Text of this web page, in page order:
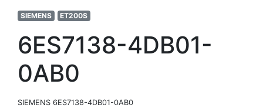
SIEMENS ET200S
6ES7138-4DB01-
0AB0
SIEMENS 6ES7138-4DB01-0AB0